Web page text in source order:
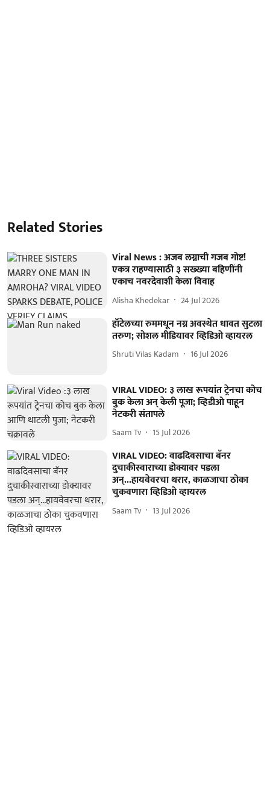
Related Stories
Viral News : अजब लग्नाची गजब गोष्ट!
एकत्र राहण्यासाठी ३ सख्ख्या बहिणींनी
एकाच नवरदेवाशी केला विवाह
Alisha Khedekar 24 Jul 2026
हॉटेलच्या रुममधून नग्न अवस्थेत धावत सुटला
तरुण; सोशल मीडियावर व्हिडिओ व्हायरल
Shruti Vilas Kadam 16 Jul 2026
VIRAL VIDEO: ३ लाख रूपयांत ट्रेनचा कोच
बुक केला अन् केली पूजा; व्हिडीओ पाहून
नेटकरी संतापले
Saam Tv 15 Jul 2026
VIRAL VIDEO: वाढदिवसाचा बॅनर
दुचाकीस्वाराच्या डोक्यावर पडला
अन्...हायवेवरचा थरार, काळजाचा ठोका
चुकवणारा व्हिडिओ व्हायरल
Saam Tv 13 Jul 2026